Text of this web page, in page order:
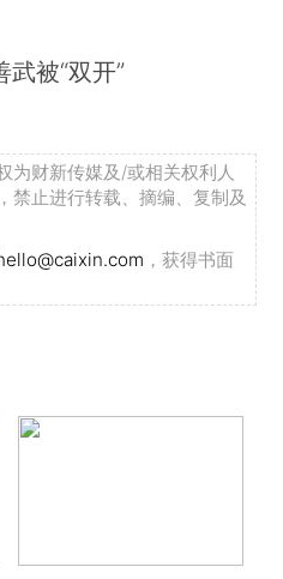
被“双开”
为财新传媒及/或相关权利人
禁止进行转载、摘编、复制及
，获得书面